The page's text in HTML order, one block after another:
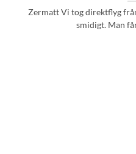
Zermatt Vi tog direktflyg
smidigt. Man